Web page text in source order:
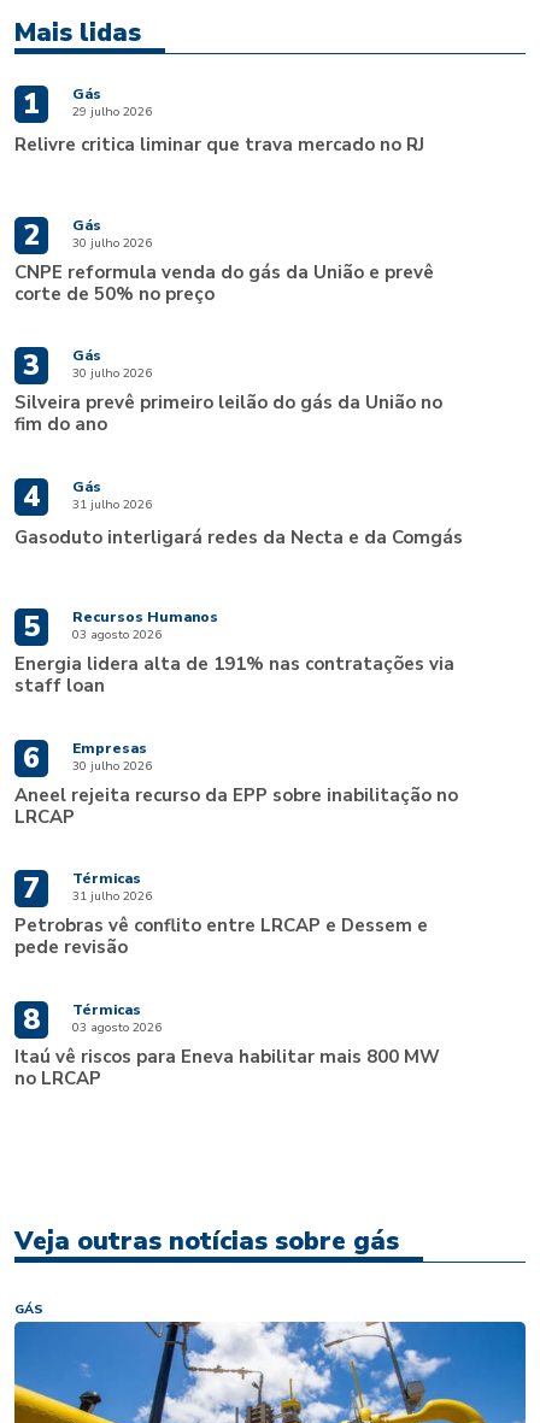
Mais lidas
1 Gás
29 julho 2026
Relivre critica liminar que trava mercado no RJ
2 Gás
30 julho 2026
CNPE reformula venda do gás da União e prevê
corte de 50% no preço
3 Gás
30 julho 2026
Silveira prevê primeiro leilão do gás da União no
fim do ano
4 Gás
31 julho 2026
Gasoduto interligará redes da Necta e da Comgás
5 Recursos Humanos
03 agosto 2026
Energia lidera alta de 191% nas contratações via
staff loan
6 Empresas
30 julho 2026
Aneel rejeita recurso da EPP sobre inabilitação no
LRCAP
7 Térmicas
31 julho 2026
Petrobras vê conflito entre LRCAP e Dessem e
pede revisão
8 Térmicas
03 agosto 2026
Itaú vê riscos para Eneva habilitar mais 800 MW
no LRCAP
Veja outras notícias sobre gás
GÁS